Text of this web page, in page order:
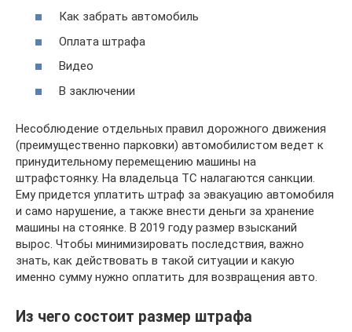
Как забрать автомобиль
Оплата штрафа
Видео
В заключении
Несоблюдение отдельных правил дорожного движения
(преимущественно парковки) автомобилистом ведет к
принудительному перемещению машины на
штрафстоянку. На владельца ТС налагаются санкции.
Ему придется уплатить штраф за эвакуацию автомобиля
и само нарушение, а также внести деньги за хранение
машины на стоянке. В 2019 году размер взысканий
вырос. Чтобы минимизировать последствия, важно
знать, как действовать в такой ситуации и какую
именно сумму нужно оплатить для возвращения авто.
Из чего состоит размер штрафа